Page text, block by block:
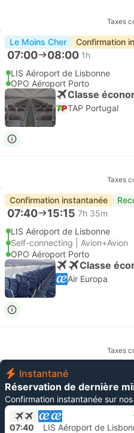
Taxes
Le Moins Cher Confirmation
07:00 08:00 1h
LIS Aéroport de Lisbonne
OPO Aéroport Porto
Classe
TAP Portugal
Taxes
Confirmation instantanée
07:40 15:15 7h 35m
LIS Aéroport de Lisbonne
Self-connecting | Avion+Avion
OPO Aéroport Porto
Classe
Air Europa
Taxes
Instantané
Réservation de dernière
Confirmation instantanée sur
07:40 LIS Aéroport de